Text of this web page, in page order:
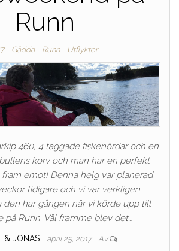
Runn
Gädda Runn Utflykter
460, 4 taggade fiskenördar och en
korv och man har en perfekt
emot! Denna helg var planerad
tidigare och vi var verkligen
den här gången när vi körde upp till
på Runn. Väl framme blev det…
& JONAS april 25, 2017 Av